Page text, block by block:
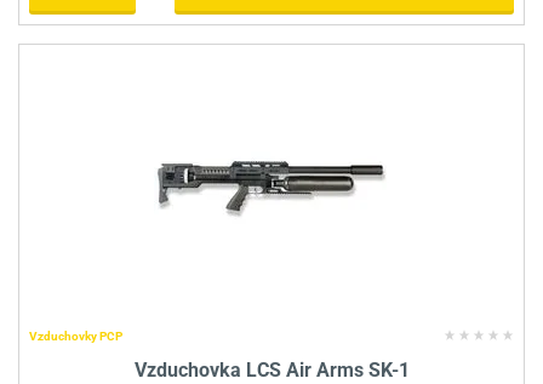
Vzduchovky PCP
Vzduchovka LCS Air Arms SK-1